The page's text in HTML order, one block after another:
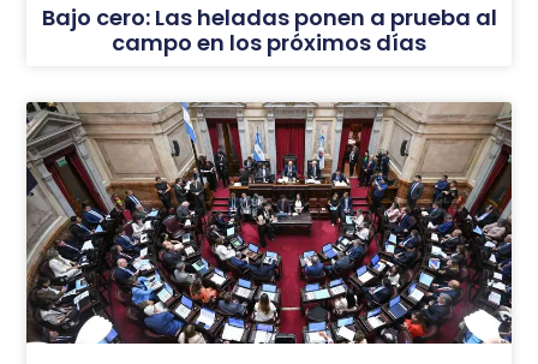
Bajo cero: Las heladas ponen a prueba al
campo en los próximos días